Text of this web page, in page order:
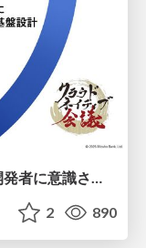
エンタープライズの厳格な制約を開発者に意識させない：クラウドネイティブ開発基盤設計/cloudnative-kaigi-golden-path
2 890